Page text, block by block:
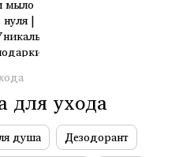
для ухода
душа
Дезодорант